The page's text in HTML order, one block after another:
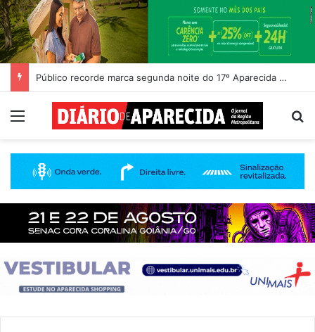
Público recorde marca segunda noite do 17º Aparecida é Show
Menu